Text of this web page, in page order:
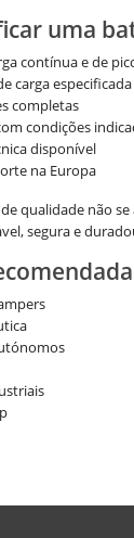
uma
contínua e de
carga especificada
completas
condições
disponível
na Europa
qualidade não
segura e